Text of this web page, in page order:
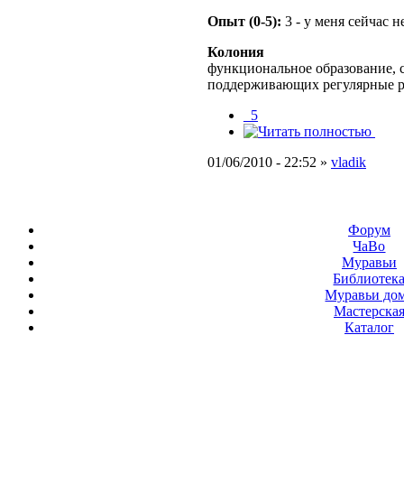
Опыт (0-5): 3 - у меня сейчас
Колония
функциональное образование,
поддерживающих регулярные
_5
01/06/2010 - 22:52 » vladik
Форум
ЧаВо
Муравьи
Муравьи
Мастерская
Каталог